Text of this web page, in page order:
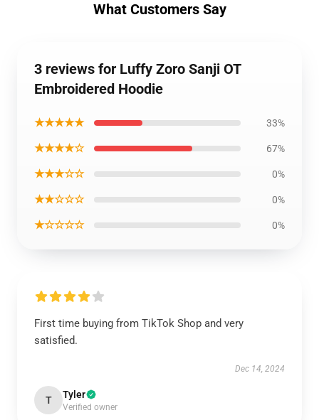
What Customers Say
3 reviews for Luffy Zoro Sanji OT
Embroidered Hoodie
★★★★★ 33%
★★★★☆ 67%
★★★☆☆ 0%
★★☆☆☆ 0%
★☆☆☆☆ 0%
First time buying from TikTok Shop and very
satisfied.
Dec 14, 2024
T Tyler
Verified owner